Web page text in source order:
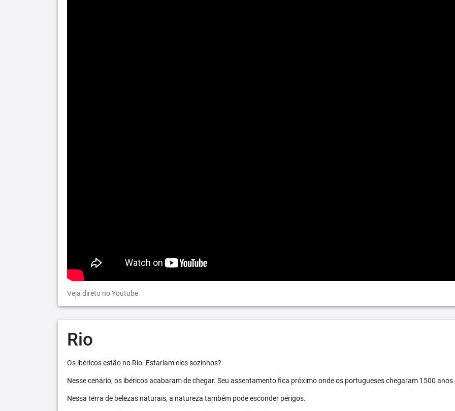
Veja direto no Youtube
Rio
Os ibéricos estão no Rio. Estariam eles sozinhos?
Nesse cenário, os ibéricos acabaram de chegar. Seu assentamento fica próximo onde os portugueses chegaram 1500 anos
Nessa terra de belezas naturais, a natureza também pode esconder perigos.